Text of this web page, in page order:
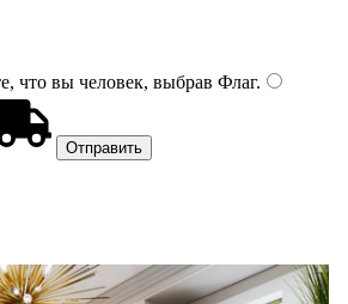
что вы человек, выбрав Флаг.